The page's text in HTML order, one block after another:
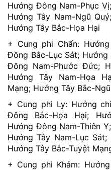
Hướng Đông Nam-Phục
Hướng Tây Nam-Ngũ
Hướng Tây Bắc-Họa Hại
+ Cung phi Chấn:
Đông Bắc-Lục Sát;
Đông Nam-Phước Đức;
Hướng Tây Nam-Họa
Mạng; Hướng Tây Bắc-
+ Cung phi Ly: Hướng
Đông Bắc-Họa Hại;
Hướng Đông Nam-Thiên
Hướng Tây Nam-Lục
Hướng Tây Bắc-Tuyệt
+ Cung phi Khảm: